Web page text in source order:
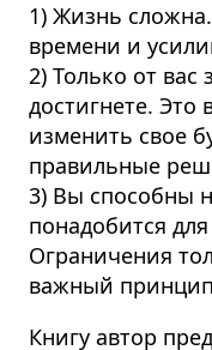
1) Жизнь
времени и
2) Только от вас
достигнете.
изменить свое
правильные
3) Вы способны
понадобится
Ограничения
важный
Книгу автор